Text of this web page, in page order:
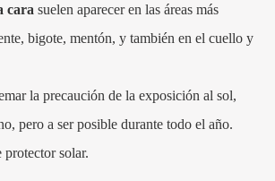
cara suelen aparecer en las áreas más
bigote, mentón, y también en el cuello y
la precaución de la exposición al sol,
pero a ser posible durante todo el año.
solar.